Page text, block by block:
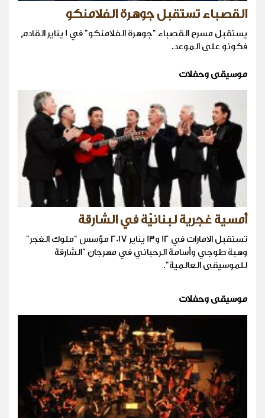
القصباء تستقبل جوهرة الفلامنكو
يستقبل مسرح القصباء "جوهرة الفلامنكو" في 1 يناير القادم
فكونو على الموعد.
موسيقى وحفلات
أمسية غجرية لبنانيّة في الشارقة
تستقبل الامارات في 12 و13 يناير 2017 مؤسس "ملوك الغجر"
وهبة طوجي وأسامة الرحباني في مهرجان "الشارقة
للموسيقى العالمية".
موسيقى وحفلات